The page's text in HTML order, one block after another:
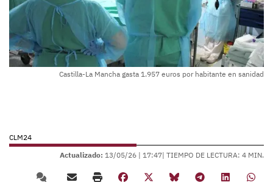
Castilla-La Mancha gasta 1.957 euros por habitante en sanidad
CLM24
Actualizado: 13/05/26 | 17:47| TIEMPO DE LECTURA: 4 MIN.